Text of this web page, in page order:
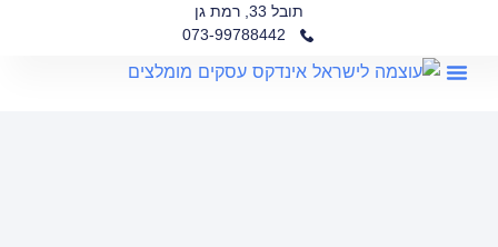
תובל 33, רמת גן
073-99788442